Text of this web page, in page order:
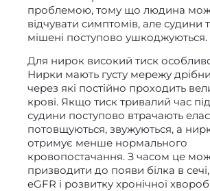
проблемою, тому що людина
відчувати симптомів, але судини
мішені поступово ушкоджуються.
Для нирок високий тиск
Нирки мають густу мережу
через які постійно проходить
крові. Якщо тиск тривалий час
судини поступово втрачають
потовщуються, звужуються, а
отримує менше нормального
кровопостачання. З часом це
призводити до появи білка в
eGFR і розвитку хронічної